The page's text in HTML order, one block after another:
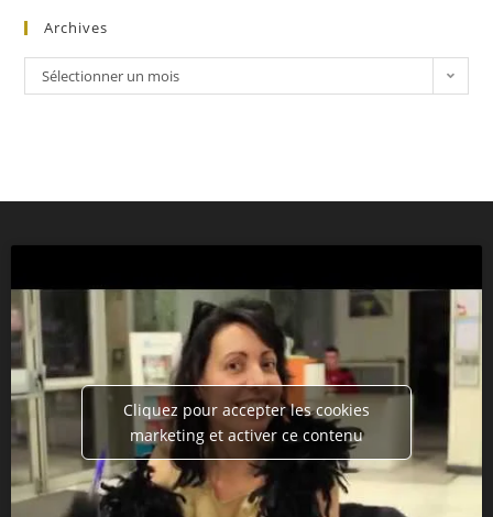
Archives
Sélectionner un mois
Cliquez pour accepter les cookies
marketing et activer ce contenu